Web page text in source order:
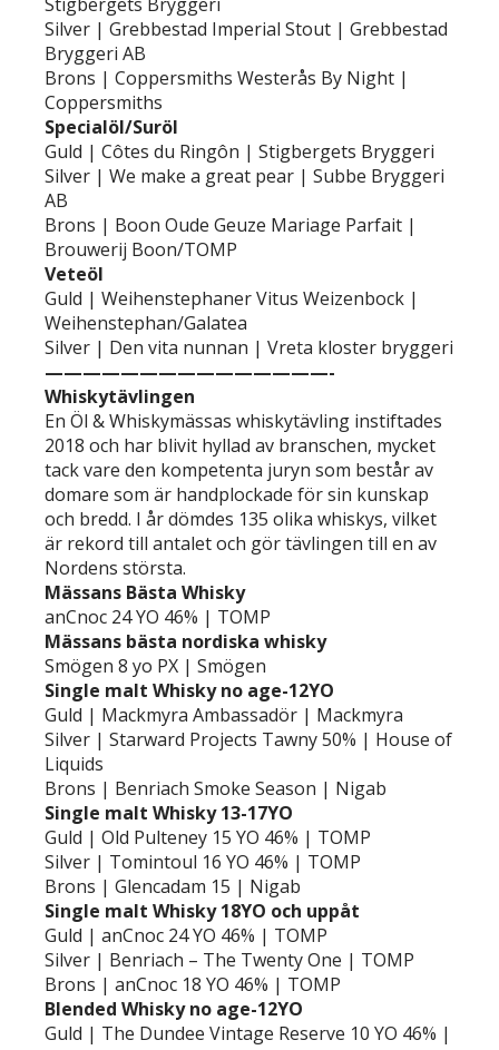
Silver | Grebbestad Imperial Stout | Grebbestad
Bryggeri AB
Brons | Coppersmiths Westerås By Night |
Coppersmiths
Specialöl/Suröl
Guld | Côtes du Ringôn | Stigbergets Bryggeri
Silver | We make a great pear | Subbe Bryggeri
AB
Brons | Boon Oude Geuze Mariage Parfait |
Brouwerij Boon/TOMP
Veteöl
Guld | Weihenstephaner Vitus Weizenbock |
Weihenstephan/Galatea
Silver | Den vita nunnan | Vreta kloster bryggeri
———————————————-
Whiskytävlingen
En Öl & Whiskymässas whiskytävling instiftades
2018 och har blivit hyllad av branschen, mycket
tack vare den kompetenta juryn som består av
domare som är handplockade för sin kunskap
och bredd. I år dömdes 135 olika whiskys, vilket
är rekord till antalet och gör tävlingen till en av
Nordens största.
Mässans Bästa Whisky
anCnoc 24 YO 46% | TOMP
Mässans bästa nordiska whisky
Smögen 8 yo PX | Smögen
Single malt Whisky no age-12YO
Guld | Mackmyra Ambassadör | Mackmyra
Silver | Starward Projects Tawny 50% | House of
Liquids
Brons | Benriach Smoke Season | Nigab
Single malt Whisky 13-17YO
Guld | Old Pulteney 15 YO 46% | TOMP
Silver | Tomintoul 16 YO 46% | TOMP
Brons | Glencadam 15 | Nigab
Single malt Whisky 18YO och uppåt
Guld | anCnoc 24 YO 46% | TOMP
Silver | Benriach – The Twenty One | TOMP
Brons | anCnoc 18 YO 46% | TOMP
Blended Whisky no age-12YO
Guld | The Dundee Vintage Reserve 10 YO 46% |